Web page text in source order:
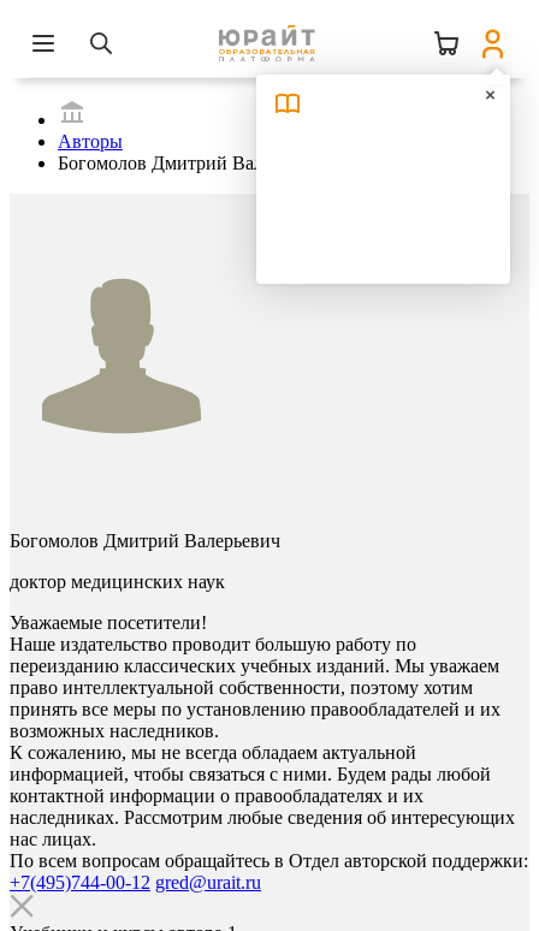
Авторы
Богомолов Дмитрий Валерьевич
Богомолов Дмитрий Валерьевич
доктор медицинских наук
Уважаемые посетители!
Наше издательство проводит большую работу по
переизданию классических учебных изданий. Мы уважаем
право интеллектуальной собственности, поэтому хотим
принять все меры по установлению правообладателей и их
возможных наследников.
К сожалению, мы не всегда обладаем актуальной
информацией, чтобы связаться с ними. Будем рады любой
контактной информации о правообладателях и их
наследниках. Рассмотрим любые сведения об интересующих
нас лицах.
По всем вопросам обращайтесь в Отдел авторской поддержки:
+7(495)744-00-12 gred@urait.ru